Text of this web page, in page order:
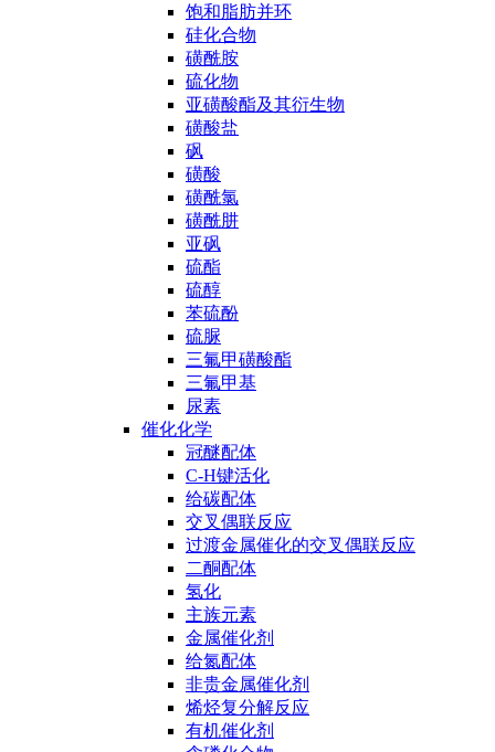
饱和脂肪并环
硅化合物
磺酰胺
硫化物
亚磺酸酯及其衍生物
磺酸盐
砜
磺酸
磺酰氯
磺酰肼
亚砜
硫酯
硫醇
苯硫酚
硫脲
三氟甲磺酸酯
三氟甲基
尿素
催化化学
冠醚配体
C-H键活化
给碳配体
交叉偶联反应
过渡金属催化的交叉偶联反应
二酮配体
氢化
主族元素
金属催化剂
给氮配体
非贵金属催化剂
烯烃复分解反应
有机催化剂